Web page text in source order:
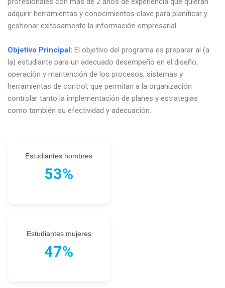
adquirir herramientas y conocimientos clave para planificar y
gestionar exitosamente la información empresarial.
Objetivo Principal: El objetivo del programa es preparar al (a
la) estudiante para un adecuado desempeño en el diseño,
operación y mantención de los procesos, sistemas y
herramientas de control, que permitan a la organización
controlar tanto la implementación de planes y estrategias
como también su efectividad y adecuación.
Estudiantes hombres
53%
Estudiantes mujeres
47%